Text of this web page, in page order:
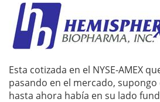
Esta cotizada en el NYSE-AMEX
pasando en el mercado,
hasta ahora había en su lado